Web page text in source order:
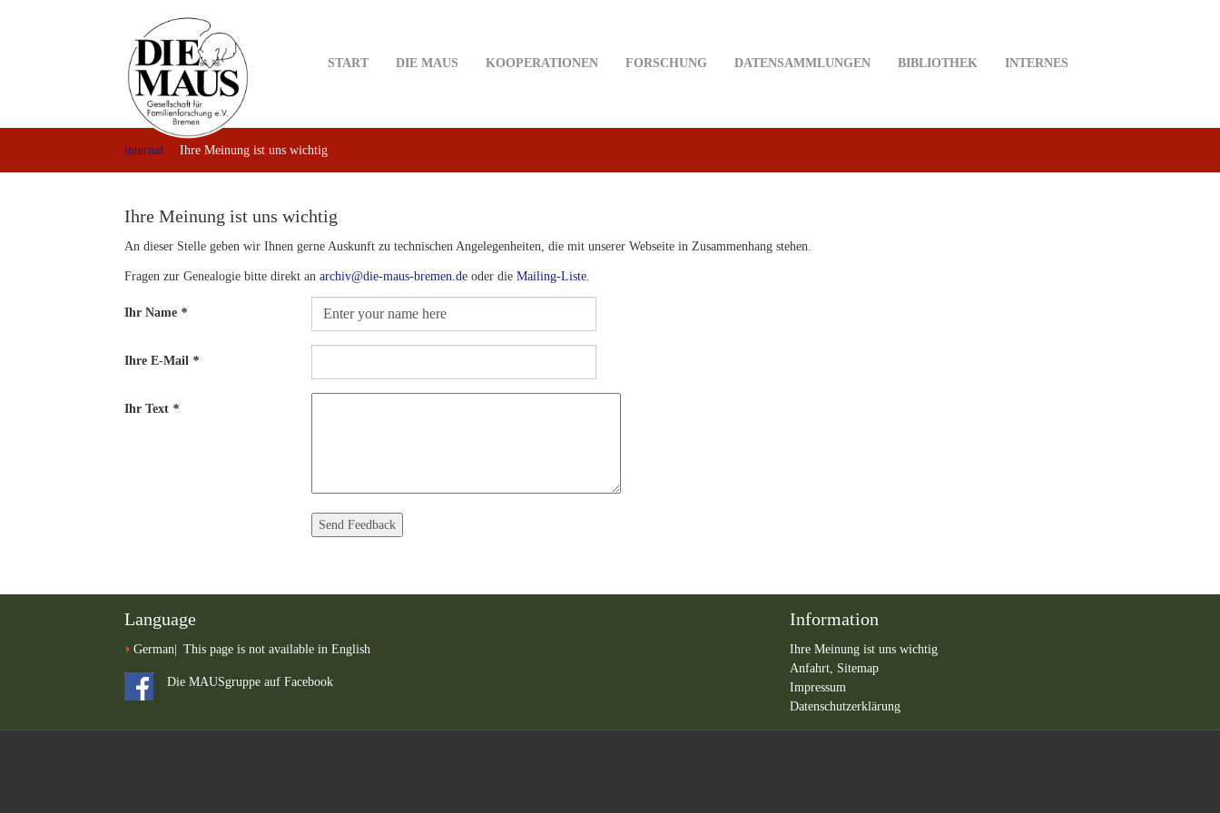
START DIE MAUS KOOPERATIONEN FORSCHUNG DATENSAMMLUNGEN BIBLIOTHEK INTERNES
internal Ihre Meinung ist uns wichtig
Ihre Meinung ist uns wichtig
An dieser Stelle geben wir Ihnen gerne Auskunft zu technischen Angelegenheiten, die mit unserer Webseite in Zusammenhang stehen.
Fragen zur Genealogie bitte direkt an archiv@die-maus-bremen.de oder die Mailing-Liste.
Ihr Name *
Ihre E-Mail *
Ihr Text *
Language
German This page is not available in English
Die MAUSgruppe auf Facebook
Information
Ihre Meinung ist uns wichtig
Anfahrt, Sitemap
Impressum
Datenschutzerklärung